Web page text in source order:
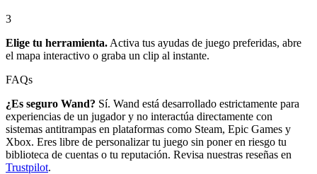
3
Elige tu herramienta. Activa tus ayudas de juego preferidas, abre
el mapa interactivo o graba un clip al instante.
FAQs
¿Es seguro Wand? Sí. Wand está desarrollado estrictamente para
experiencias de un jugador y no interactúa directamente con
sistemas antitrampas en plataformas como Steam, Epic Games y
Xbox. Eres libre de personalizar tu juego sin poner en riesgo tu
biblioteca de cuentas o tu reputación. Revisa nuestras reseñas en
Trustpilot.